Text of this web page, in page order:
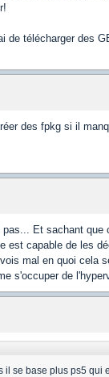
de télécharger des
des fpkg si il
Et sachant que
est capable de les
mal en quoi cela
s'occuper de
il se base plus ps5 qui